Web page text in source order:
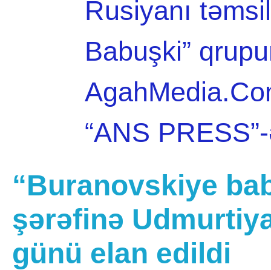
Rusiyanı
Babuşki”
“ANS
“Buranovskiye
şərəfinə
günü elan edildi